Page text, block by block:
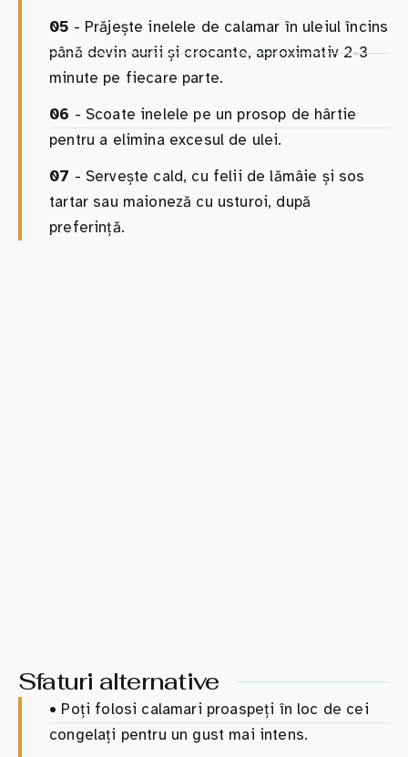
05 - Prăjește inelele de calamar în uleiul încins
până devin aurii și crocante, aproximativ 2-3
minute pe fiecare parte.
06 - Scoate inelele pe un prosop de hârtie
pentru a elimina excesul de ulei.
07 - Servește cald, cu felii de lămâie și sos
tartar sau maioneză cu usturoi, după
preferință.
Sfaturi alternative
• Poți folosi calamari proaspeți în loc de cei
congelați pentru un gust mai intens.